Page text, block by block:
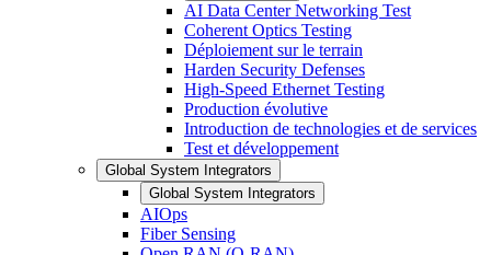
AI Data Center Networking Test
Coherent Optics Testing
Déploiement sur le terrain
Harden Security Defenses
High-Speed Ethernet Testing
Production évolutive
Introduction de technologies et de services
Test et développement
Global System Integrators
Global System Integrators
AIOps
Fiber Sensing